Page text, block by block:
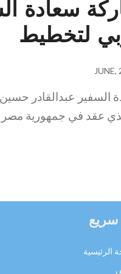
سعادة
لتخطيط
عقد في جمهورية مصر
سريع
الرئيسية